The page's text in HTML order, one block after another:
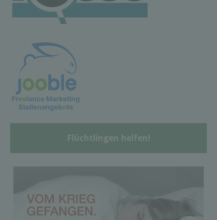
Flüchtlingen helfen!